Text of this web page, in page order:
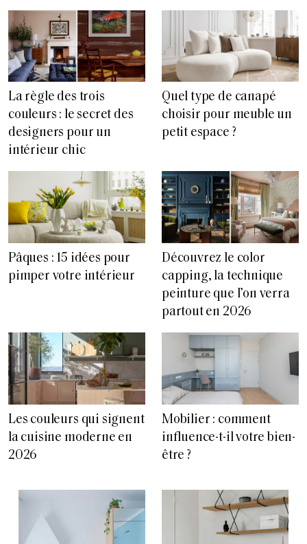
La règle des trois
couleurs : le secret des
designers pour un
intérieur chic
Quel type de canapé
choisir pour meuble un
petit espace ?
Pâques : 15 idées pour
pimper votre intérieur
Découvrez le color
capping, la technique
peinture que l’on verra
partout en 2026
Les couleurs qui signent
la cuisine moderne en
2026
Mobilier : comment
influence-t-il votre bien-
être ?